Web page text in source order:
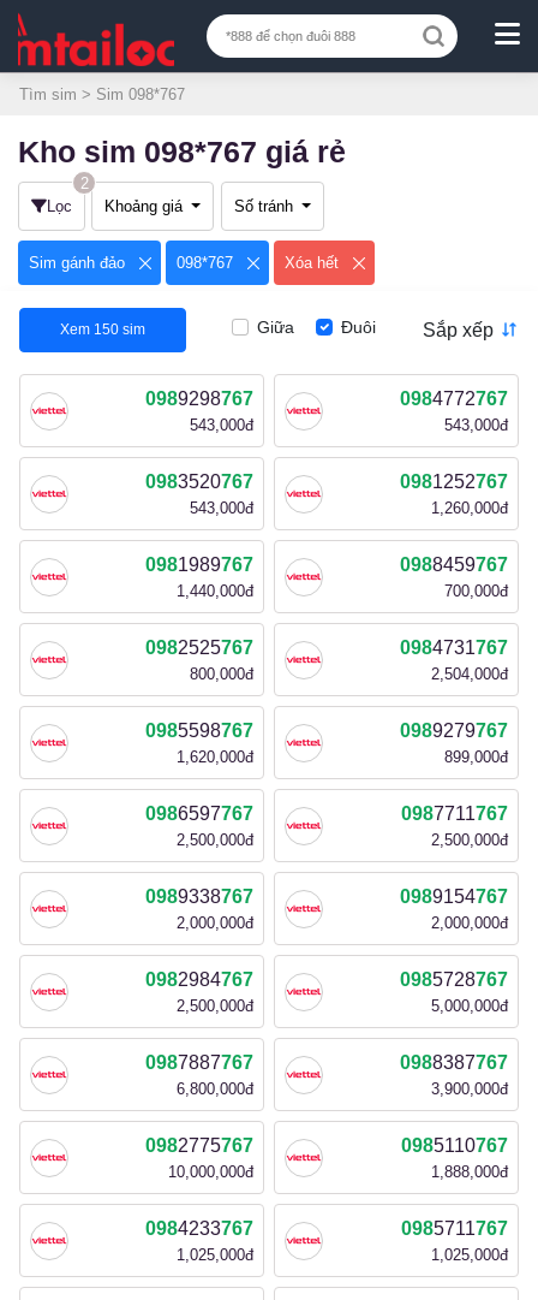
Tìm sim > Sim 098*767
Kho sim 098*767 giá rẻ
Lọc
2
Khoảng giá
Số tránh
Sim gánh đảo 098*767 Xóa hết
Xem 150 sim Giữa Đuôi Sắp xếp
0989298767
543,000đ
0984772767
543,000đ
0983520767
543,000đ
0981252767
1,260,000đ
0981989767
1,440,000đ
0988459767
700,000đ
0982525767
800,000đ
0984731767
2,504,000đ
0985598767
1,620,000đ
0989279767
899,000đ
0986597767
2,500,000đ
0987711767
2,500,000đ
0989338767
2,000,000đ
0989154767
2,000,000đ
0982984767
2,500,000đ
0985728767
5,000,000đ
0987887767
6,800,000đ
0988387767
3,900,000đ
0982775767
10,000,000đ
0985110767
1,888,000đ
0984233767
1,025,000đ
0985711767
1,025,000đ